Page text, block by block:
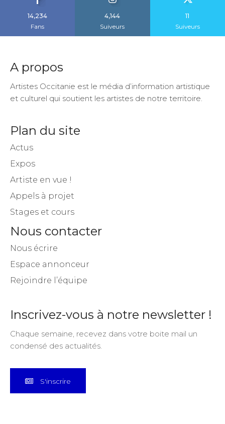
14,234
Fans
4,144
Suiveurs
11
Suiveurs
A propos
Artistes Occitanie est le média d’information artistique
et culturel qui soutient les artistes de notre territoire.
Plan du site
Actus
Expos
Artiste en vue !
Appels à projet
Stages et cours
Nous contacter
Nous écrire
Espace annonceur
Rejoindre l’équipe
Inscrivez-vous à notre newsletter !
Chaque semaine, recevez dans votre boite mail un
condensé des actualités.
S'inscrire